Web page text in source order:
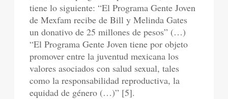
tiene lo siguiente: “El Programa Gente Joven
de Mexfam recibe de Bill y Melinda Gates
un donativo de 25 millones de pesos” (…)
“El Programa Gente Joven tiene por objeto
promover entre la juventud mexicana los
valores asociados con salud sexual, tales
como la responsabilidad reproductiva, la
equidad de género (…)” [5].